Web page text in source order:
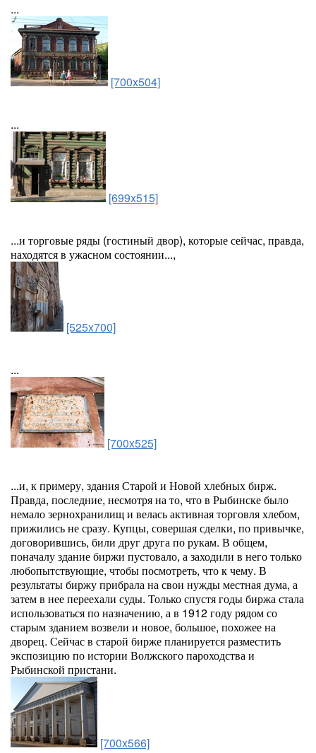
...
[700x504]
...
[699x515]
...и торговые ряды (гостиный двор), которые сейчас, правда,
находятся в ужасном состоянии...,
[525x700]
...
[700x525]
...и, к примеру, здания Старой и Новой хлебных бирж.
Правда, последние, несмотря на то, что в Рыбинске было
немало зернохранилищ и велась активная торговля хлебом,
прижились не сразу. Купцы, совершая сделки, по привычке,
договорившись, били друг друга по рукам. В общем,
поначалу здание биржи пустовало, а заходили в него только
любопытствующие, чтобы посмотреть, что к чему. В
результаты биржу прибрала на свои нужды местная дума, а
затем в нее переехали суды. Только спустя годы биржа стала
использоваться по назначению, а в 1912 году рядом со
старым зданием возвели и новое, большое, похожее на
дворец. Сейчас в старой бирже планируется разместить
экспозицию по истории Волжского пароходства и
Рыбинской пристани.
[700x566]